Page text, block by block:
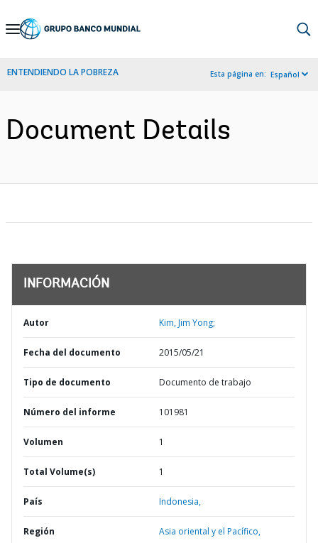
Skip
Navigation
ENTENDIENDO LA POBREZA Esta página en: Español
Document Details
INFORMACIÓN
Autor Kim, Jim Yong;
Fecha del documento 2015/05/21
Tipo de documento Documento de trabajo
Número del informe 101981
Volumen 1
Total Volume(s) 1
País Indonesia,
Región Asia oriental y el Pacífico,